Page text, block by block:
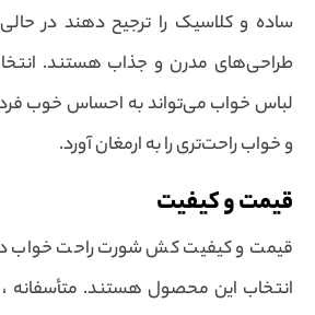
ساده و کلاسیک را ترجیح دهند در
طراحی‌های مدرن و جذاب هستند.
لباس خواب می‌تواند به احساس خوب
و خواب راحت‌تری را به ارمغان آورد.
قیمت و کیفیت
قیمت و کیفیت کش شورت راحت خواب
انتخاب این محصول هستند. متأسفانه ،